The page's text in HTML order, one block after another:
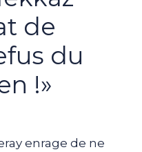
de
du
!»
enrage de ne